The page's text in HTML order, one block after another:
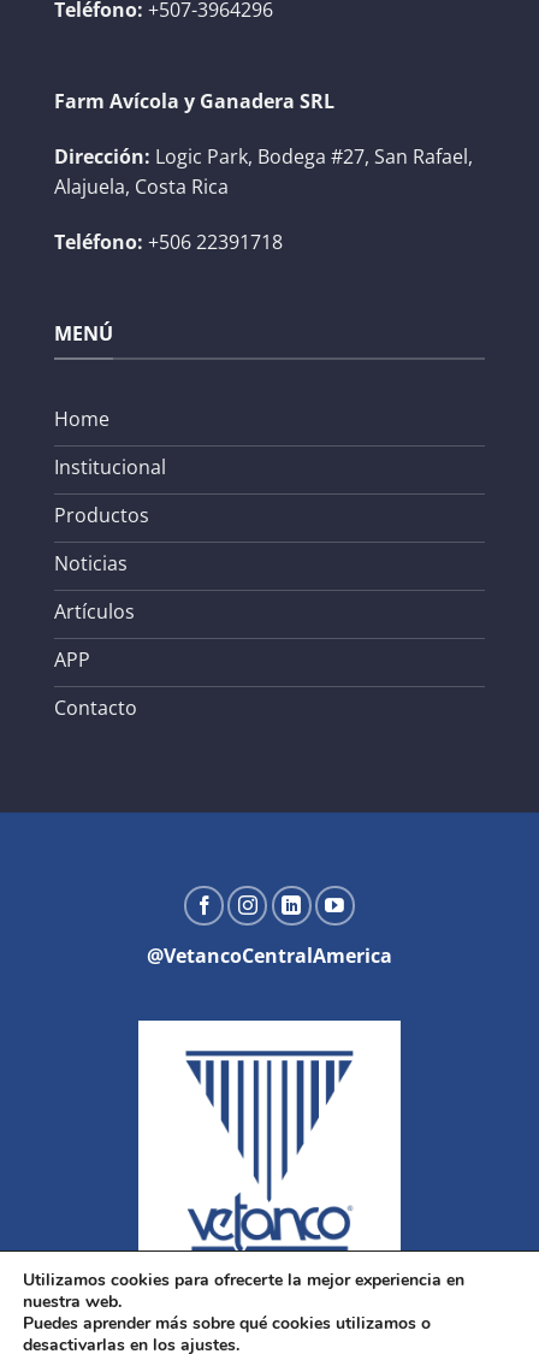
Teléfono: +507-3964296
Farm Avícola y Ganadera SRL
Dirección: Logic Park, Bodega #27, San Rafael,
Alajuela, Costa Rica
Teléfono: +506 22391718
MENÚ
Home
Institucional
Productos
Noticias
Artículos
APP
Contacto
@VetancoCentralAmerica
Utilizamos cookies para ofrecerte la mejor experiencia en
nuestra web.
Puedes aprender más sobre qué cookies utilizamos o
desactivarlas en los ajustes.